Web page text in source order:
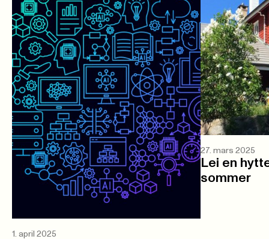
1. april 2025
27. mars 2025
Lei en
sommer